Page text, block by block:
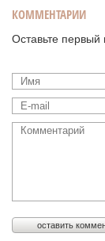
КОММЕНТАРИИ
Оставьте первый